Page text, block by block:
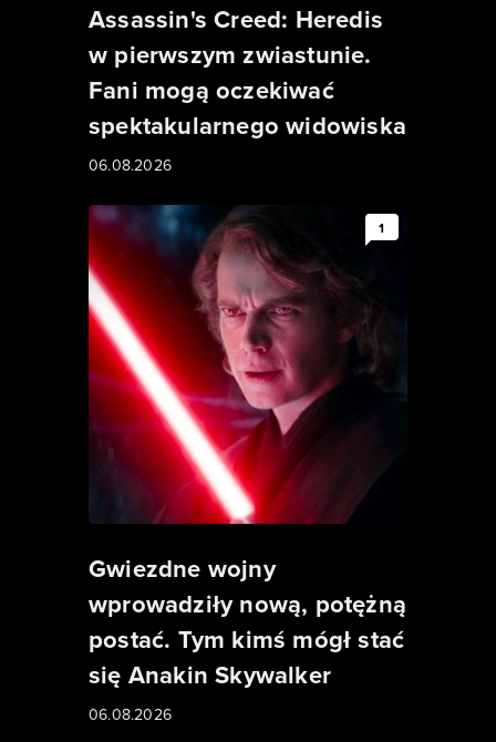
Assassin's Creed: Heredis
w pierwszym zwiastunie.
Fani mogą oczekiwać
spektakularnego widowiska
06.08.2026
1
Gwiezdne wojny
wprowadziły nową, potężną
postać. Tym kimś mógł stać
się Anakin Skywalker
06.08.2026